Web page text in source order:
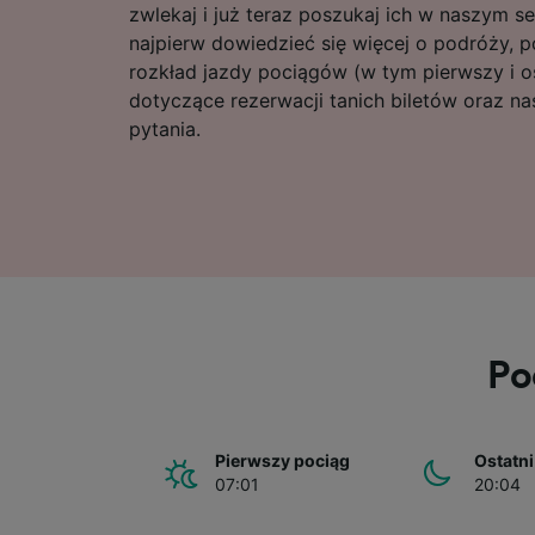
zwlekaj i już teraz poszukaj ich w naszym
najpierw dowiedzieć się więcej o podróży,
rozkład jazdy pociągów (w tym pierwszy i
dotyczące rezerwacji tanich biletów oraz
pytania.
Pierwszy pociąg
07:01
20:04